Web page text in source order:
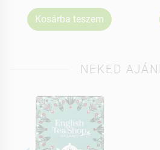
Kosárba teszem
NEKED